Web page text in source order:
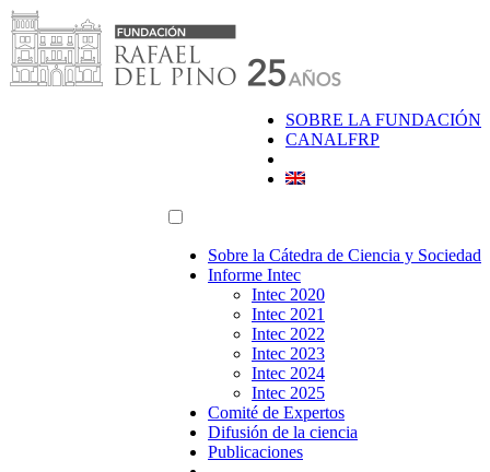
Saltar
al
contenido
SOBRE LA FUNDACIÓN
CANALFRP
Sobre la Cátedra de Ciencia y Sociedad
Informe Intec
Intec 2020
Intec 2021
Intec 2022
Intec 2023
Intec 2024
Intec 2025
Comité de Expertos
Difusión de la ciencia
Publicaciones